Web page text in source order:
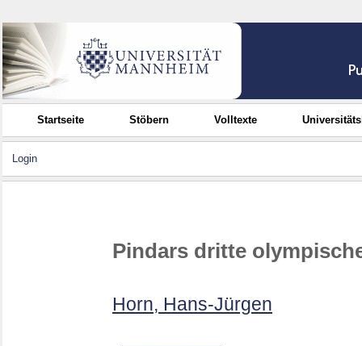
Startseite Stöbern Volltexte
Login
Pindars dritte
Horn, Hans-Jürgen